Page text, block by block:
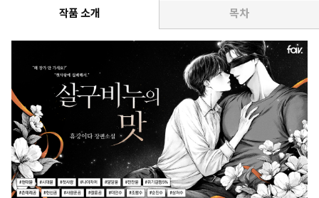
작품 소개 목차